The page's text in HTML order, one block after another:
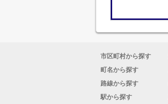
市区町村から探す
町名から探す
路線から探す
駅から探す